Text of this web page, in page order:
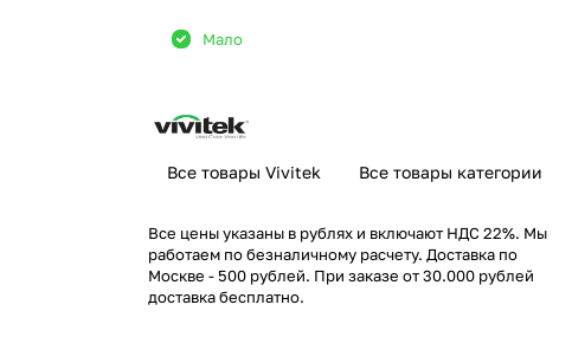
Мало
Все товары Vivitek Все товары категории
Все цены указаны в рублях и включают НДС 22%. Мы
работаем по безналичному расчету. Доставка по
Москве - 500 рублей. При заказе от 30.000 рублей
доставка бесплатно.